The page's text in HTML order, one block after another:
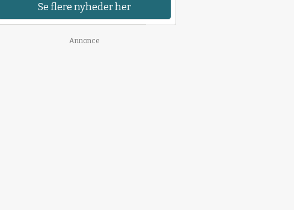
Se flere nyheder her
Annonce